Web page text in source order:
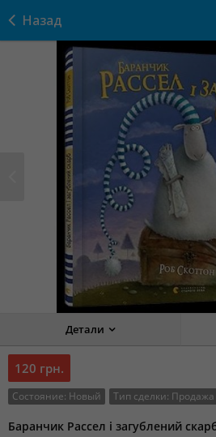
Назад
Детали
120 грн.
Состояние: Новый Тип сделки: Продажа
Баранчик Рассел і загублений